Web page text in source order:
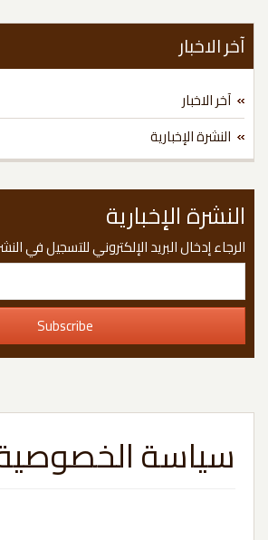
الاخبار
آخر الاخبار
النشرة الإخبارية
الإخبارية
إدخال البريد الإلكتروني للتسجيل في النشرة
سياسة الخصوصية